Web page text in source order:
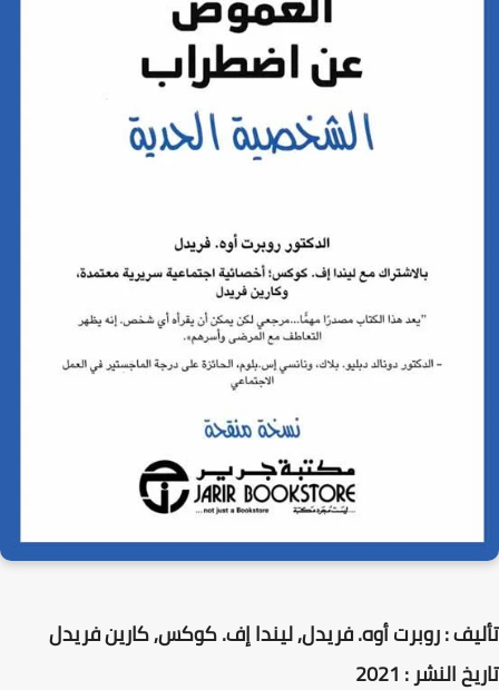
تأليف : روبرت أوه. فريدل, ليندا إف. كوكس, كارين فريدل
تاريخ النشر : 2021